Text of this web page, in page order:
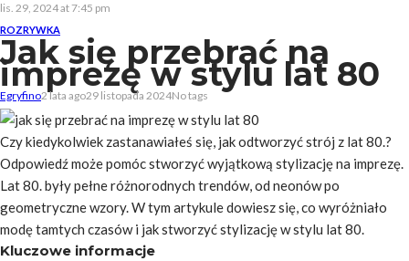
lis. 29, 2024 at 7:45 pm
ROZRYWKA
Jak się przebrać na
imprezę w stylu lat 80
Egryfino2 lata ago29 listopada 2024No tags
Czy kiedykolwiek zastanawiałeś się, jak odtworzyć strój z lat 80.?
Odpowiedź może pomóc stworzyć wyjątkową stylizację na imprezę.
Lat 80. były pełne różnorodnych trendów, od neonów po
geometryczne wzory. W tym artykule dowiesz się, co wyróżniało
modę tamtych czasów i jak stworzyć stylizację w stylu lat 80.
Kluczowe informacje